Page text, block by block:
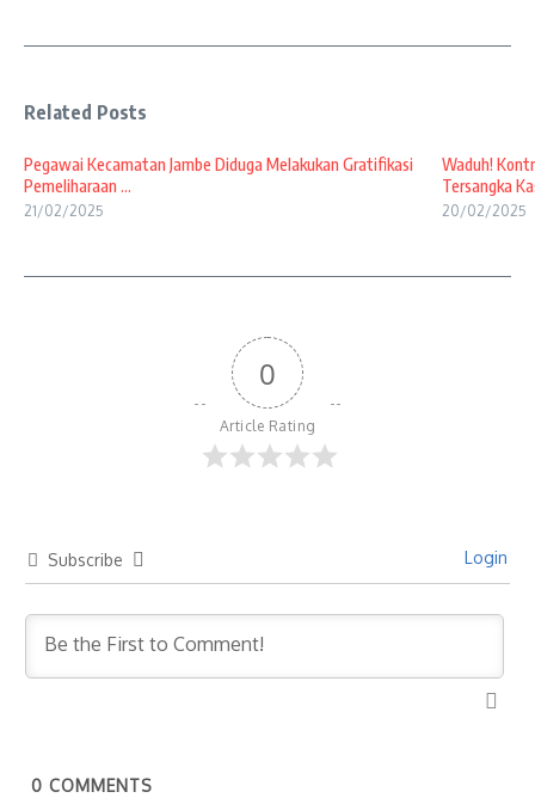
Related Posts
Pegawai Kecamatan Jambe Diduga Melakukan Gratifikasi
Pemeliharaan ...
21/02/2025
Waduh!
Tersangka
20/02/2025
0
Article Rating
Subscribe Login
0 COMMENTS